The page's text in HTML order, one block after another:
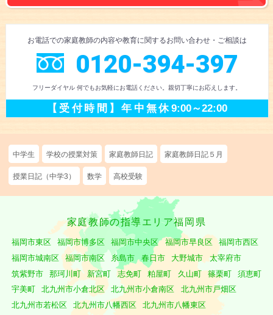
お電話での家庭教師の内容や教育に関するお問い合わせ・ご相談は
0120-394-397
フリーダイヤル 何でもお気軽にお電話ください。親切丁寧にお応えします。
【受付時間】年中無休9:00～22:00
中学生 学校の授業対策 家庭教師日記 家庭教師日記５月
授業日記（中学3） 数学 高校受験
家庭教師の指導エリア福岡県
福岡市東区 福岡市博多区 福岡市中央区 福岡市早良区
福岡市西区
福岡市城南区
福岡市南区 糸島市 春日市 大野城市
太宰府市
筑紫野市
那珂川町 新宮町 志免町 粕屋町 久山町 篠栗町
須恵町
宇美町
北九州市小倉北区 北九州市小倉南区
北九州市戸畑区
北九州市若松区
北九州市八幡西区
北九州市八幡東区